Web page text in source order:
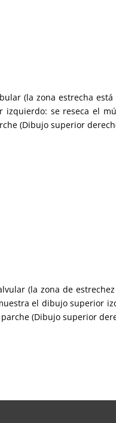
(la zona estrecha
izquierdo: se reseca el
(Dibujo superior
(la zona de
el dibujo superior
(Dibujo superior